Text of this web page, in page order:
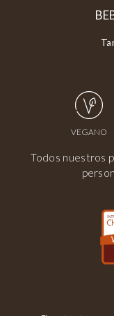
VEGANO
Todos nuestros